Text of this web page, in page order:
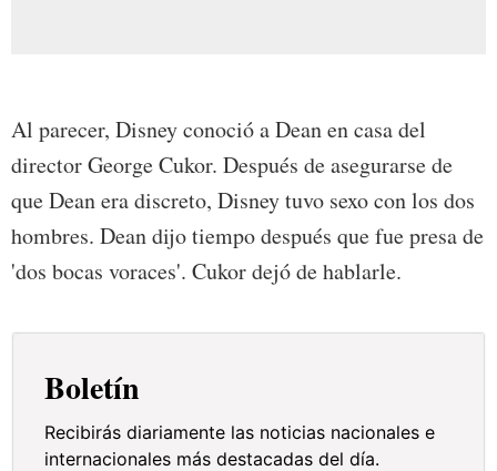
Al parecer, Disney conoció a Dean en casa del
director George Cukor. Después de asegurarse de
que Dean era discreto, Disney tuvo sexo con los dos
hombres. Dean dijo tiempo después que fue presa de
'dos bocas voraces'. Cukor dejó de hablarle.
Boletín
Recibirás diariamente las noticias nacionales e
internacionales más destacadas del día.